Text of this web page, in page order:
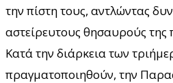
την πίστη τους, αντλώντας
αστείρευτους θησαυρούς
Κατά την διάρκεια των
πραγματοποιηθούν, την